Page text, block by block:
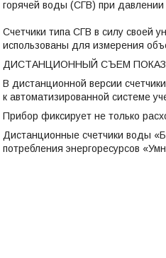
горячей воды (СГВ) при
Счетчики типа СГВ в силу своей
использованы для измерения
ДИСТАНЦИОННЫЙ СЪЕМ
В дистанционной версии
к автоматизированной системе
Прибор фиксирует не только
Дистанционные счетчики воды
потребления энергоресурсов